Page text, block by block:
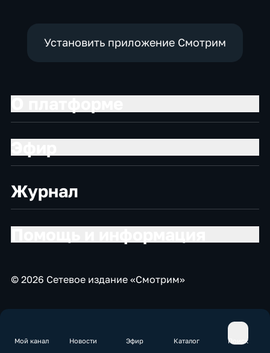
Мой канал Новости Эфир Каталог Поиск
Установить приложение Смотрим
Журнал
© 2026 Сетевое издание «Смотрим»